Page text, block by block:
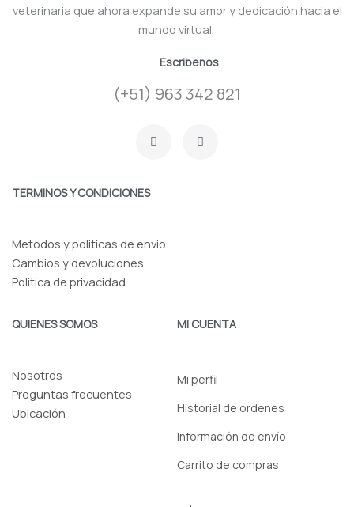
veterinaria que ahora expande su amor y dedicación hacia el
mundo virtual.
Escribenos
(+51) 963 342 821
a n
TERMINOS Y CONDICIONES
Metodos y politicas de envio
Cambios y devoluciones
Politica de privacidad
QUIENES SOMOS
Nosotros
Preguntas frecuentes
Ubicación
MI CUENTA
Mi perfil
Historial de ordenes
Información de envío
Carrito de compras